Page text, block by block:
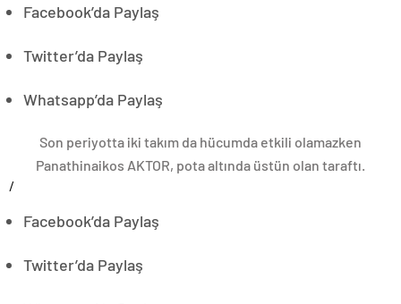
Facebook’da Paylaş
Twitter’da Paylaş
Whatsapp’da Paylaş
Son periyotta iki takım da hücumda etkili olamazken
Panathinaikos AKTOR, pota altında üstün olan taraftı.
/
Facebook’da Paylaş
Twitter’da Paylaş